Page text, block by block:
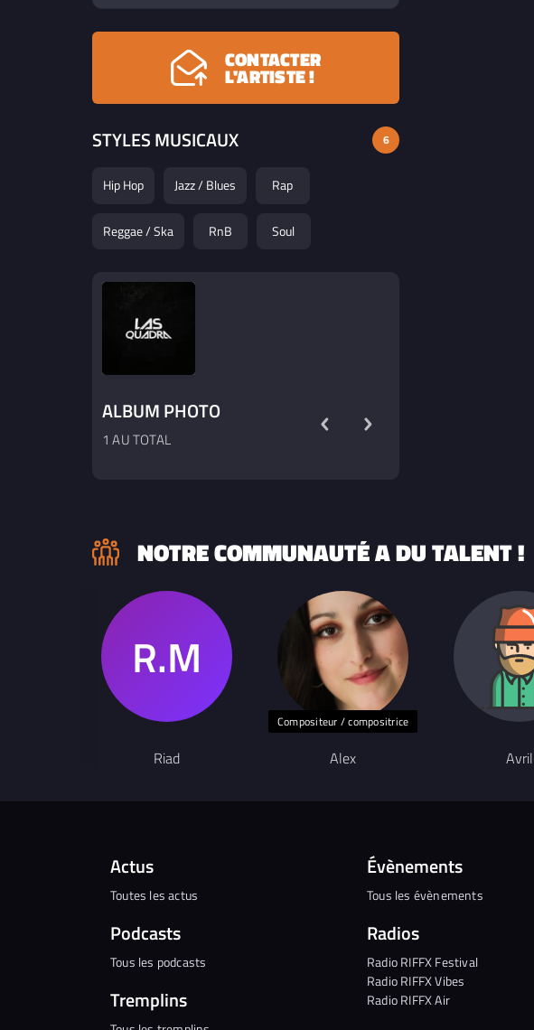
album, "Pleins Phares", on propose un
éphémères.
CONTACTER
L'ARTISTE !
STYLES MUSICAUX 6
Hip Hop Jazz / Blues Rap
Reggae / Ska RnB Soul
ALBUM PHOTO
1 AU TOTAL
NOTRE COMMUNAUTÉ A DU TALENT !
Riad
Compositeur / compositrice
Alex Avril
Actus
Toutes les actus
Podcasts
Tous les podcasts
Tremplins
Évènements
Tous les évènements
Radios
Radio RIFFX Festival
Radio RIFFX Vibes
Radio RIFFX Air